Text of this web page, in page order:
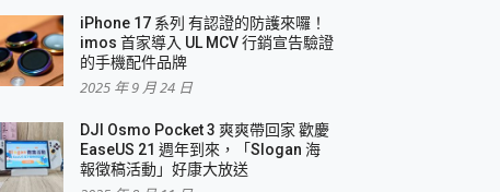
iPhone 17 系列 有認證的防護來囉！
imos 首家導入 UL MCV 行銷宣告驗證
的手機配件品牌
2025 年 9 月 24 日
DJI Osmo Pocket 3 爽爽帶回家 歡慶
EaseUS 21 週年到來，「Slogan 海
報徵稿活動」好康大放送